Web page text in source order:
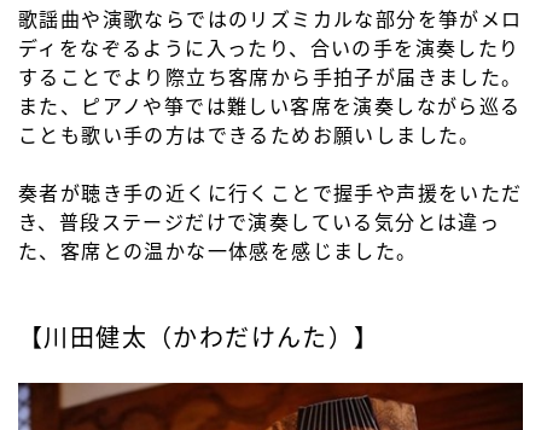
歌謡曲や演歌ならではのリズミカルな部分を箏がメロ
ディをなぞるように入ったり、合いの手を演奏したり
することでより際立ち客席から手拍子が届きました。
また、ピアノや箏では難しい客席を演奏しながら巡る
ことも歌い手の方はできるためお願いしました。
奏者が聴き手の近くに行くことで握手や声援をいただ
き、普段ステージだけで演奏している気分とは違っ
た、客席との温かな一体感を感じました。
【川田健太（かわだけんた）】